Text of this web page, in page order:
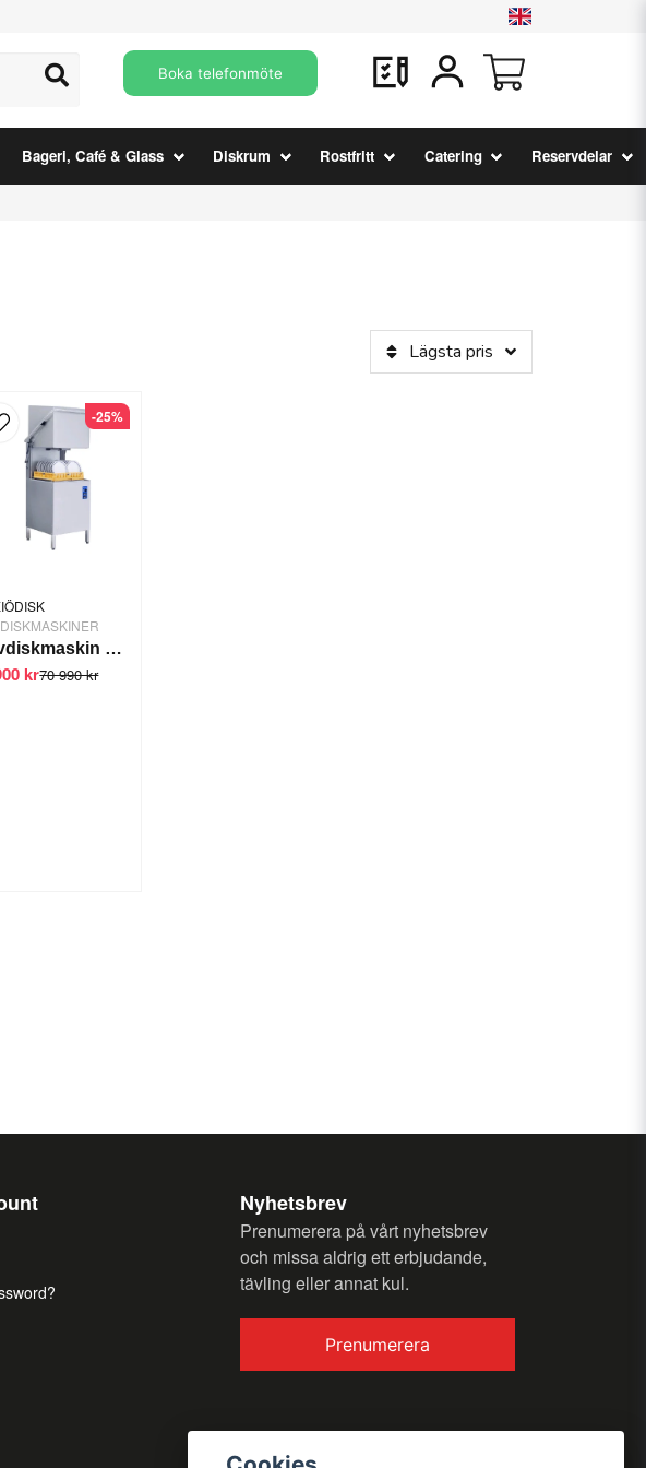
Boka telefonmöte
Bageri, Café & Glass Diskrum Rostfritt Catering Reservdelar
Lägsta pris
Huvdiskmaskin Wexiödisk WD-6C
70 990 kr
kr
-25%
Nyhetsbrev
Prenumerera på vårt nyhetsbrev
och missa aldrig ett erbjudande,
tävling eller annat kul.
Prenumerera